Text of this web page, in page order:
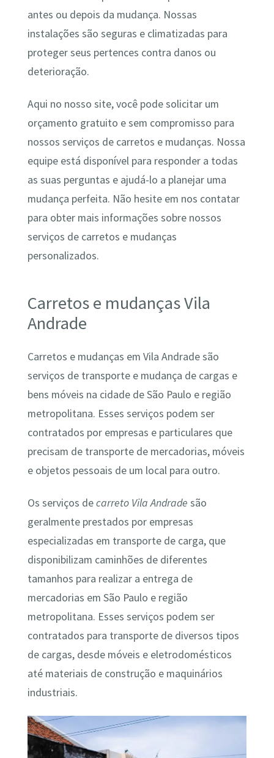
antes ou depois da mudança. Nossas
instalações são seguras e climatizadas para
proteger seus pertences contra danos ou
deterioração.
Aqui no nosso site, você pode solicitar um
orçamento gratuito e sem compromisso para
nossos serviços de carretos e mudanças. Nossa
equipe está disponível para responder a todas
as suas perguntas e ajudá-lo a planejar uma
mudança perfeita. Não hesite em nos contatar
para obter mais informações sobre nossos
serviços de carretos e mudanças
personalizados.
Carretos e mudanças Vila
Andrade
Carretos e mudanças em Vila Andrade são
serviços de transporte e mudança de cargas e
bens móveis na cidade de São Paulo e região
metropolitana. Esses serviços podem ser
contratados por empresas e particulares que
precisam de transporte de mercadorias, móveis
e objetos pessoais de um local para outro.
Os serviços decarreto Vila Andrade são
geralmente prestados por empresas
especializadas em transporte de carga, que
disponibilizam caminhões de diferentes
tamanhos para realizar a entrega de
mercadorias em São Paulo e região
metropolitana. Esses serviços podem ser
contratados para transporte de diversos tipos
de cargas, desde móveis e eletrodomésticos
até materiais de construção e maquinários
industriais.